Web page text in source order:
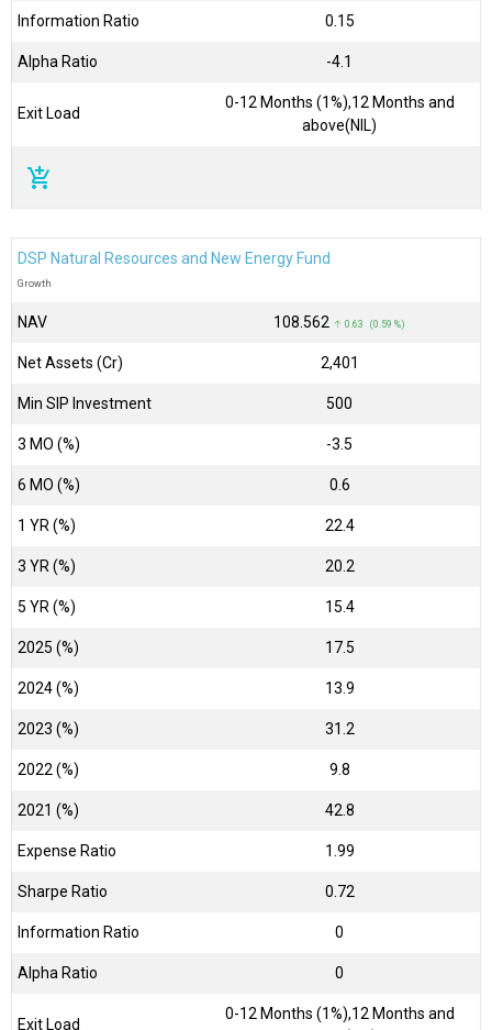
Information Ratio 0.15
Alpha Ratio -4.1
Exit Load
0-12 Months (1%),12 Months and
above(NIL)
add_shopping_cart
DSP Natural Resources and New Energy Fund
Growth
NAV ₹108.562 ↑ 0.63 (0.59 %)
Net Assets (Cr) ₹2,401
Min SIP Investment 500
3 MO (%) -3.5
6 MO (%) 0.6
1 YR (%) 22.4
3 YR (%) 20.2
5 YR (%) 15.4
2025 (%) 17.5
2024 (%) 13.9
2023 (%) 31.2
2022 (%) 9.8
2021 (%) 42.8
Expense Ratio 1.99
Sharpe Ratio 0.72
Information Ratio 0
Alpha Ratio 0
Exit Load
0-12 Months (1%),12 Months and